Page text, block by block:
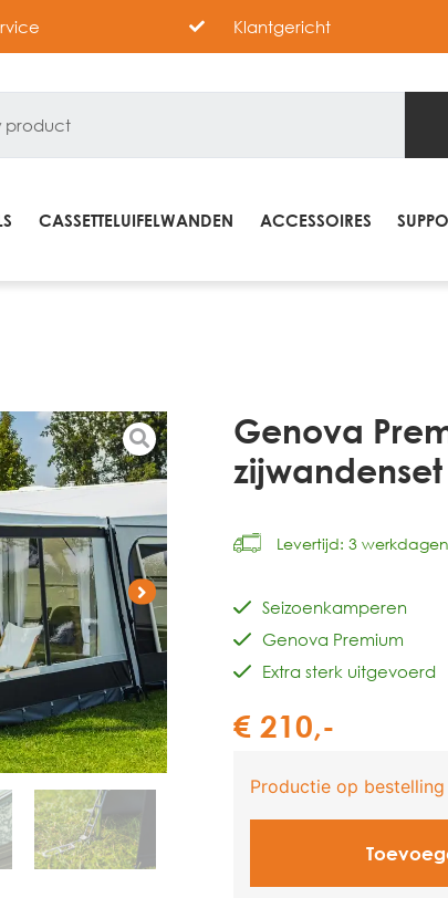
Klantgericht
CASSETTELUIFELWANDEN ACCESSOIRES
Genova
zijwandenset
Levertijd: 3
Seizoenkamperen
Genova Premium
Extra sterk uitgevoerd
€ 210,-